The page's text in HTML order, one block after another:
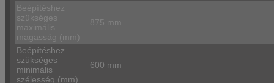
Beépítéshez
szükséges
maximális
magasság (mm)
875 mm
Beépítéshez
szükséges
minimális
szélesség (mm)
600 mm